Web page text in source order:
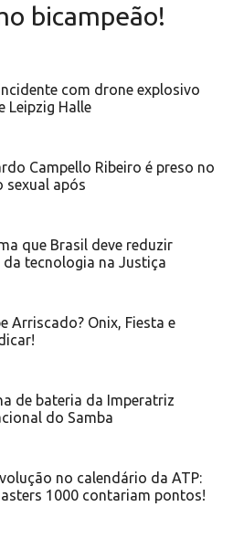
bicampeão!
com drone explosivo
Leipzig Halle
Campello Ribeiro é preso no
sexual após
que Brasil deve reduzir
tecnologia na Justiça
Arriscado? Onix, Fiesta e
de bateria da Imperatriz
do Samba
no calendário da ATP:
1000 contariam pontos!